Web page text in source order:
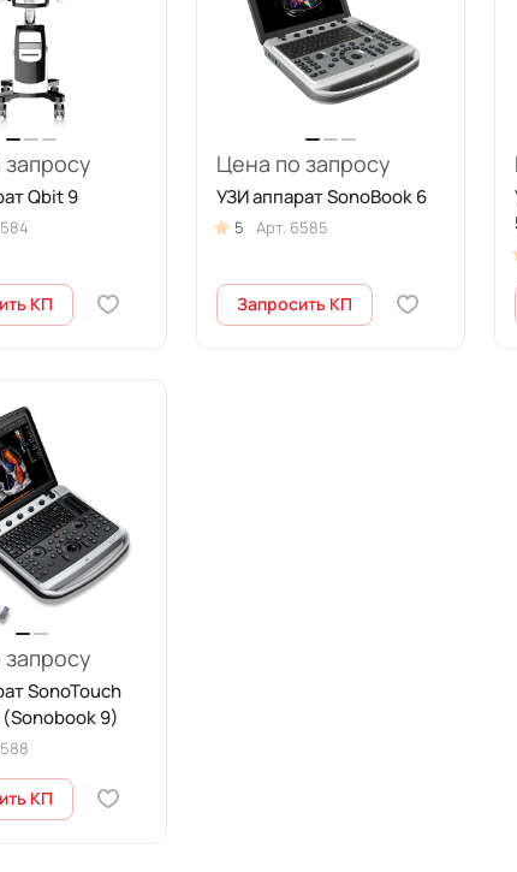
Qbit 9
КП
Цена по запросу
УЗИ аппарат SonoBook 6
5 Арт. 6585
Запросить КП
SonoTouch
9)
КП